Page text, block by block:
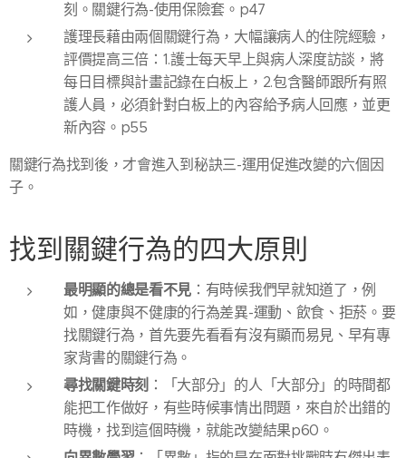
刻。關鍵行為-使用保險套。p47
護理長藉由兩個關鍵行為，大幅讓病人的住院經驗，
評價提高三倍：1.護士每天早上與病人深度訪談，將
每日目標與計畫記錄在白板上，2.包含醫師跟所有照
護人員，必須針對白板上的內容給予病人回應，並更
新內容。p55
關鍵行為找到後，才會進入到秘訣三-運用促進改變的六個因
子。
找到關鍵行為的四大原則
最明顯的總是看不見 ：有時候我們早就知道了，例
如，健康與不健康的行為差異-運動、飲食、拒菸。要
找關鍵行為，首先要先看看有沒有顯而易見、早有專
家背書的關鍵行為。
尋找關鍵時刻 ：「大部分」的人「大部分」的時間都
能把工作做好，有些時候事情出問題，來自於出錯的
時機，找到這個時機，就能改變結果p60。